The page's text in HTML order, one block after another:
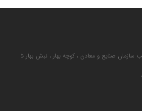
سازمان صنایع و معادن ، کوچه بهار ، نبش بهار ۵